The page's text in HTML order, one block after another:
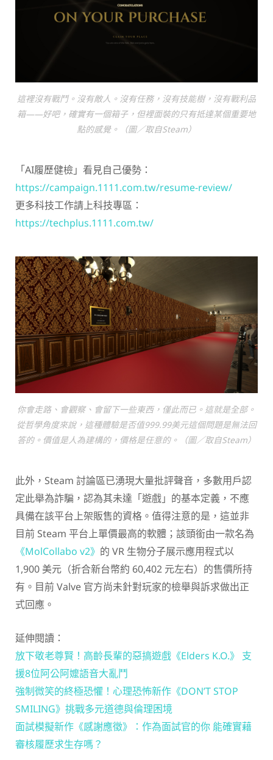
這裡沒有戰鬥。沒有敵人。沒有任務，沒有技能樹，沒有戰利品
箱——好吧，確實有一個箱子，但裡面裝的只有抵達某個重要地
點的感覺。（圖／取自Steam）
「AI履歷健檢」看見自己優勢：
https://campaign.1111.com.tw/resume-review/
更多科技工作請上科技專區：
https://techplus.1111.com.tw/
你會走路、會觀察、會留下一些東西，僅此而已。這就是全部。
從哲學角度來說，這種體驗是否值999.99美元這個問題是無法回
答的。價值是人為建構的，價格是任意的。（圖／取自Steam）
此外，Steam 討論區已湧現大量批評聲音，多數用戶認
定此舉為詐騙，認為其未達「遊戲」的基本定義，不應
具備在該平台上架販售的資格。值得注意的是，這並非
目前 Steam 平台上單價最高的軟體；該頭銜由一款名為
《MolCollabo v2》 的 VR 生物分子展示應用程式以
1,900 美元（折合新台幣約 60,402 元左右）的售價所持
有。目前 Valve 官方尚未針對玩家的檢舉與訴求做出正
式回應。
延伸閱讀：
放下敬老尊賢！高齡長輩的惡搞遊戲《Elders K.O.》 支
援8位阿公阿嬤語音大亂鬥
強制微笑的終極恐懼！心理恐怖新作《DON’T STOP
SMILING》挑戰多元道德與倫理困境
面試模擬新作《感謝應徵》：作為面試官的你 能確實藉
審核履歷求生存嗎？